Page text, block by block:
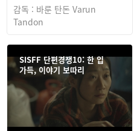
감독 : 바룬 탄돈 Varun
Tandon
SISFF 단편경쟁10: 한 입
가득, 이야기 보따리